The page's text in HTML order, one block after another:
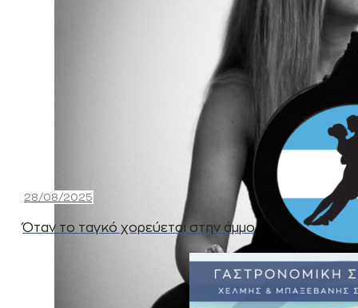
28/08/2025
Όταν το ταγκό χορεύεται στην άμμο